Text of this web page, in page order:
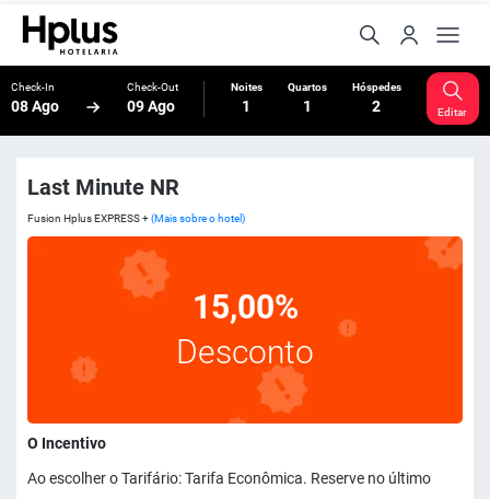
Check-In
08 Ago
Check-Out
09 Ago
Noites
1
Quartos
1
Hóspedes
2 Editar
Last Minute NR
Fusion Hplus EXPRESS +(Mais sobre o hotel)
15,00%
Desconto
O Incentivo
Ao escolher o Tarifário: Tarifa Econômica. Reserve no último